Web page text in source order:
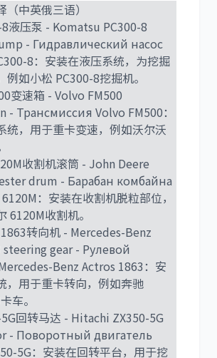
中英俄三语）
液压泵 - Komatsu PC300-8
- Гидравлический насос
8：安装在液压系统，为挖掘
例如小松 PC300-8挖掘机。
变速箱 - Volvo FM500
- Трансмиссия Volvo FM500：
统，用于重卡变速，例如沃尔沃
收割机滚筒 - John Deere
drum - Барабан комбайна
：安装在收割机脱粒部位，
6120M收割机。
转向机 - Mercedes-Benz
steering gear - Рулевой
Benz Actros 1863：安
，用于重卡转向，例如奔驰
车。
回转马达 - Hitachi ZX350-5G
- Поворотный двигатель
5G：安装在回转平台，用于挖